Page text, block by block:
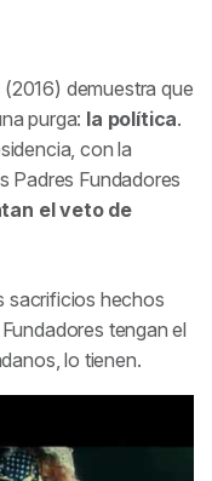
(2016) demuestra que
purga: la política.
con la
Padres Fundadores
el veto de
sacrificios hechos
tengan el
lo tienen.